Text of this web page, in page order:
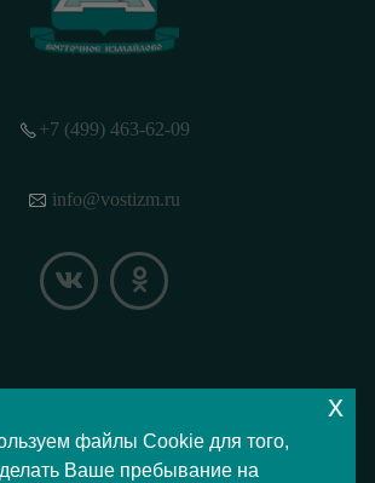
+7 (499) 463-62-09
info@vostizm.ru
файлы Cookie для того,
Ваше пребывание на
x